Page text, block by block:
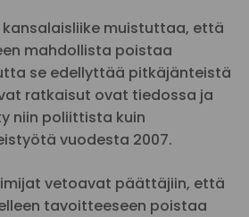
muistuttaa, että
mahdollista poistaa
se edellyttää pitkäjänteistä
ratkaisut ovat tiedossa ja
niin poliittista kuin
vuodesta 2007.
vetoavat päättäjiin, että
tavoitteeseen poistaa